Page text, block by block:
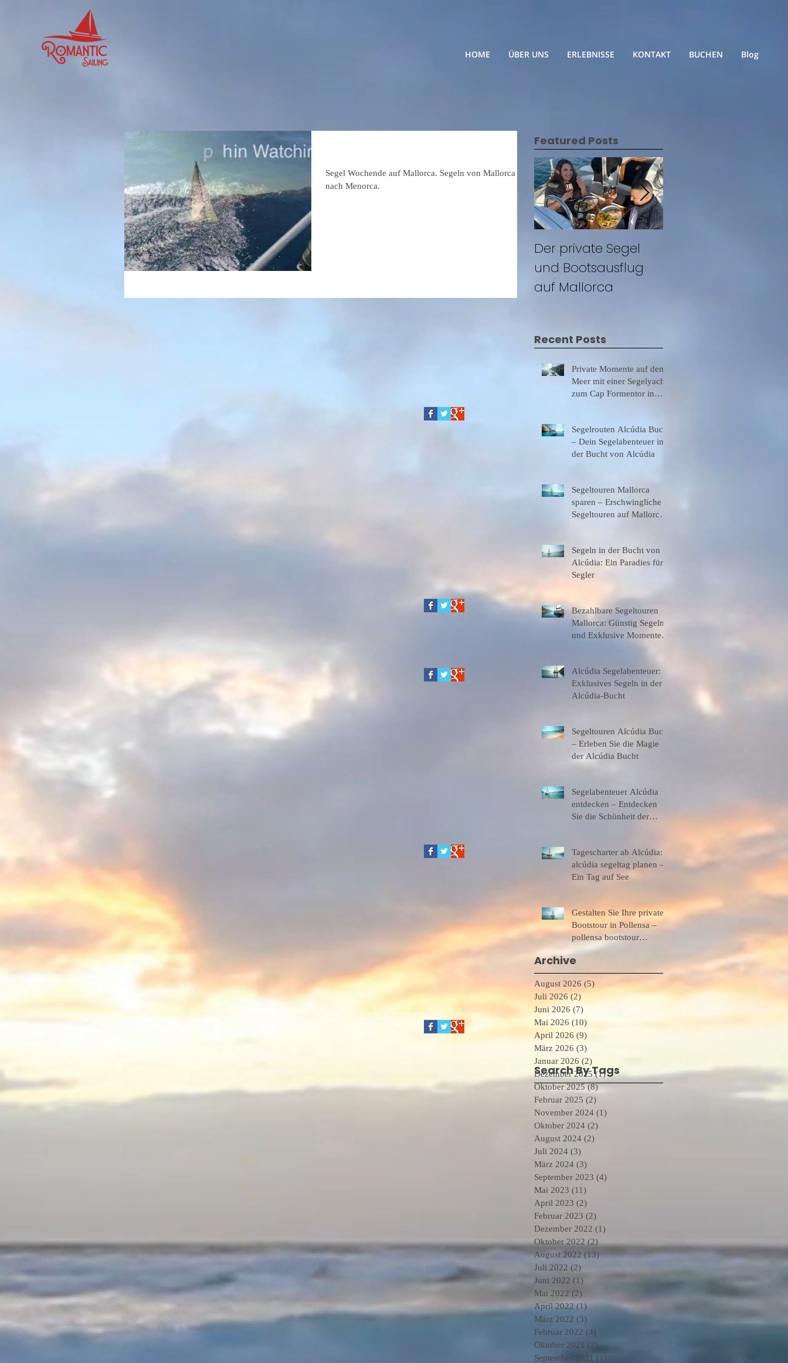
HOME ÜBER UNS ERLEBNISSE KONTAKT BUCHEN Blog
Segel Wochende auf Mallorca. Segeln von Mallorca
nach Menorca.
Featured Posts
Der private Segel
und Bootsausflug
auf Mallorca
Recent Posts
Private Momente auf dem
Meer mit einer Segelyacht
zum Cap Formentor in
Segelrouten Alcúdia Bucht
– Dein Segelabenteuer in
der Bucht von Alcúdia
Segeltouren Mallorca
sparen – Erschwingliche
Segeltouren auf Mallorca
Segeln in der Bucht von
Alcúdia: Ein Paradies für
Segler
Bezahlbare Segeltouren
Mallorca: Günstig Segeln
und Exklusive Momente
Alcúdia Segelabenteuer:
Exklusives Segeln in der
Alcúdia-Bucht
Segeltouren Alcúdia Bucht
– Erleben Sie die Magie
der Alcúdia Bucht
Segelabenteuer Alcúdia
entdecken – Entdecken
Sie die Schönheit der
Tagescharter ab Alcúdia:
alcúdia segeltag planen –
Ein Tag auf See
Gestalten Sie Ihre private
Bootstour in Pollensa –
pollensa bootstour
exklusiv
Archive
Search By Tags
August 2026 (5) 5 Beiträge
Juli 2026 (2)
Juni 2026 (7)
Mai 2026 (10)
April 2026 (9)
März 2026 (3)
Januar 2026 (2)
Dezember 2025 (1)1 Beitrag
Oktober 2025 (8)
Februar 2025 (2)
November 2024 (1)
Oktober 2024 (2)
August 2024 (2)
Juli 2024 (3)
März 2024 (3)
September 2023 (4)
Mai 2023 (11)
April 2023 (2)
Februar 2023 (2)
Dezember 2022 (1)
Oktober 2022 (2)
August 2022 (13)13 Beiträge
Juli 2022 (2)
Juni 2022 (1)
Mai 2022 (2)
April 2022 (1)1 Beitrag
März 2022 (3)
Februar 2022 (4)
Oktober 2021 (2)
September 2021 (1)